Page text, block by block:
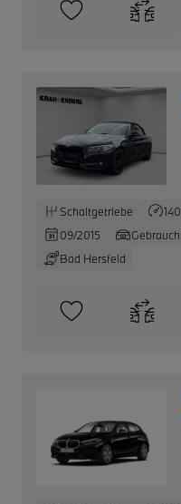
Schaltgetriebe
09/2015
Bad Hersfeld